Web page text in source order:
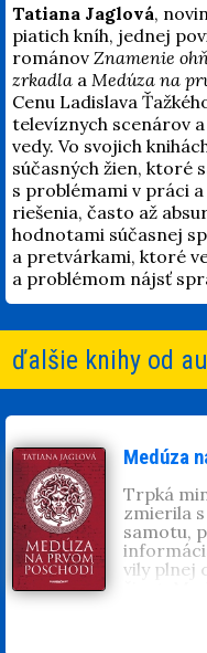
Tatiana Jaglová,
piatich kníh, jednej
románov Znamenie
zrkadlaa Medúza na
Cenu Ladislava
televíznych scenárov
vedy. Vo svojich
súčasných žien, ktoré
s problémami v práci
riešenia, často až
hodnotami súčasnej
a pretvárkami, ktoré
a problémom nájsť
ďalšie knihy od
Medúza
Trpká
zmierila
samotu,
vily plnej